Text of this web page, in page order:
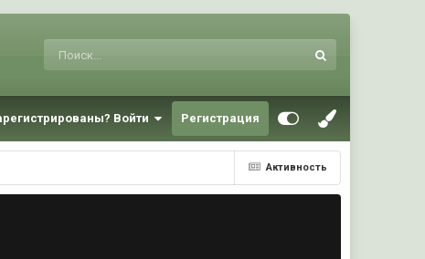
Войти Регистрация
Активность